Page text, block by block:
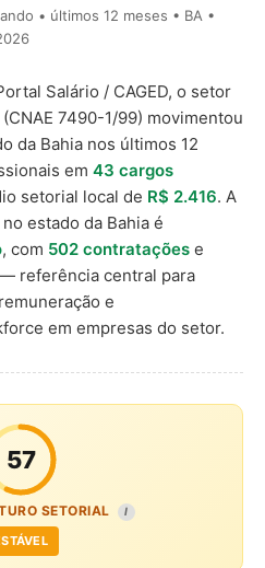
• últimos 12 meses • BA •
Salário / CAGED, o setor
(CNAE 7490-1/99) movimentou
da Bahia nos últimos 12
em 43 cargos
setorial local de R$ 2.416. A
estado da Bahia é
, com 502 contratações e
— referência central para
e
em empresas do setor.
57
SETORIAL I